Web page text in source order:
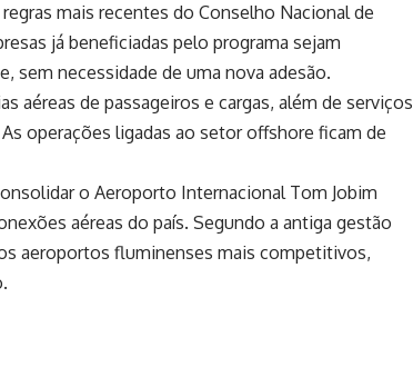
mais recentes do Conselho Nacional de
já beneficiadas pelo programa sejam
sem necessidade de uma nova adesão.
aéreas de passageiros e cargas, além de serviços
operações ligadas ao setor offshore ficam de
o Aeroporto Internacional Tom Jobim
aéreas do país. Segundo a antiga gestão
aeroportos fluminenses mais competitivos,